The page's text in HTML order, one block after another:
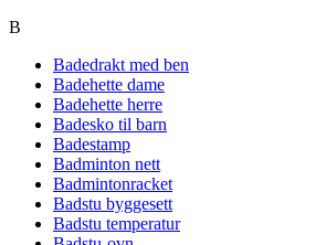
B
Badedrakt med ben
Badehette dame
Badehette herre
Badesko til barn
Badestamp
Badminton nett
Badmintonracket
Badstu byggesett
Badstu temperatur